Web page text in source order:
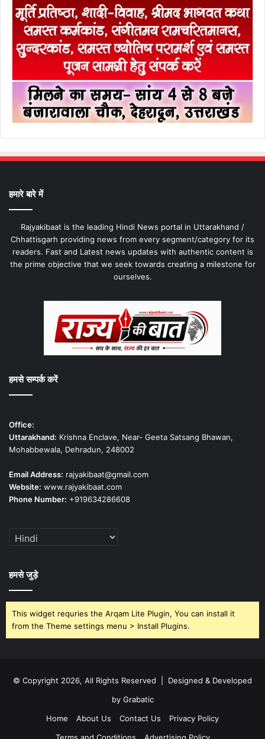
हमारे बारे में
Rajyakibaat is the leading Hindi News portal in Uttarakhand /
Chhattisgarh providing news from every segment/category for its
readers. Fast and Latest news updates with authentic content is
the prime objective that we seek towards creating a milestone for
ourselves.
हमसे सम्पर्क करें
Office:
Uttarakhand: Krishna Enclave, Near- Geeta Satsang Bhawan,
Mohabbewala, Dehradun, 248002
Email Address: rajyakibaat@gmail.com
Website: www.rajyakibaat.com
Phone Number: +919634286608
हमसे जुड़े
This widget requries the Arqam Lite Plugin, You can install it
from the Theme settings menu > Install Plugins.
© Copyright 2026, All Rights Reserved | Designed & Developed
by Grabatic
Home
About Us Contact Us
Privacy Policy